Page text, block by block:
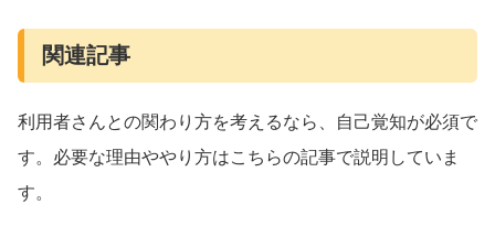
関連記事
利用者さんとの関わり方を考えるなら、自己覚知が必須で
す。必要な理由ややり方はこちらの記事で説明していま
す。